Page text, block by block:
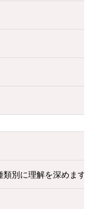
別に理解を深めます